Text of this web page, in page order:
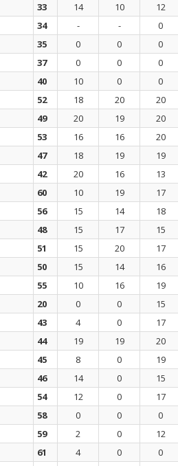
33 14 10 12
34 - - 0
35 0 0 0
37 0 0 0
40 10 0 0
52 18 20 20
49 20 19 20
53 16 16 20
47 18 19 19
42 20 16 13
60 10 19 17
56 15 14 18
48 15 17 15
51 15 20 17
50 15 14 16
55 10 16 19
20 0 0 15
43 4 0 17
44 19 19 20
45 8 0 19
46 14 0 15
54 12 0 17
58 0 0 0
59 2 0 12
61 4 0 0